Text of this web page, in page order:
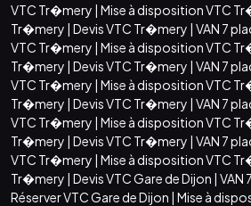
VTC Tr�mery | Mise à disposition VTC
Tr�mery | Devis VTC Tr�mery | VAN 7
VTC Tr�mery | Mise à disposition VTC
Tr�mery | Devis VTC Tr�mery | VAN 7
VTC Tr�mery | Mise à disposition VTC
Tr�mery | Devis VTC Tr�mery | VAN 7
VTC Tr�mery | Mise à disposition VTC
Tr�mery | Devis VTC Tr�mery | VAN 7
VTC Tr�mery | Mise à disposition VTC
Tr�mery | Devis VTC Gare de Dijon | VAN
Réserver VTC Gare de Dijon | Mise à